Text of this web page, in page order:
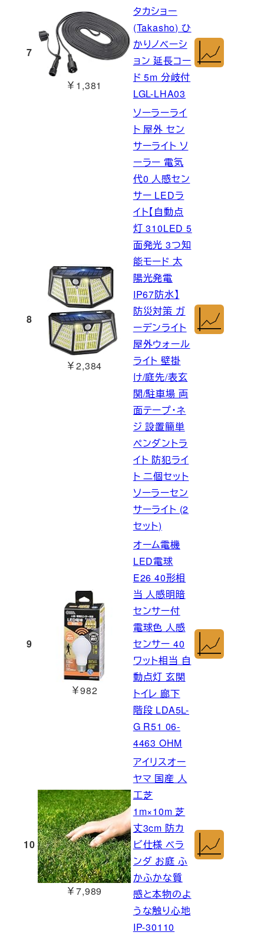
7
￥1,381
タカショー
(Takasho) ひ
かりノベーシ
ョン 延長コー
ド 5m 分岐付
LGL-LHA03
8
￥2,384
ソーラーライ
ト 屋外 セン
サーライト ソ
ーラー 電気
代0 人感セン
サー LEDラ
イト【自動点
灯 310LED 5
面発光 3つ知
能モード 太
陽光発電
IP67防水】
防災対策 ガ
ーデンライト
屋外ウォール
ライト 壁掛
け/庭先/表玄
関/駐車場 両
面テープ・ネ
ジ 設置簡単
ペンダントラ
イト 防犯ライ
ト 二個セット
ソーラーセン
サーライト (2
セット)
9
￥982
オーム電機
LED電球
E26 40形相
当 人感明暗
センサー付
電球色 人感
センサー 40
ワット相当 自
動点灯 玄関
トイレ 廊下
階段 LDA5L-
G R51 06-
4463 OHM
10
￥7,989
アイリスオー
ヤマ 国産 人
工芝
1m×10m 芝
丈3cm 防カ
ビ仕様 ベラ
ンダ お庭 ふ
かふかな質
感と本物のよ
うな触り心地
IP-30110